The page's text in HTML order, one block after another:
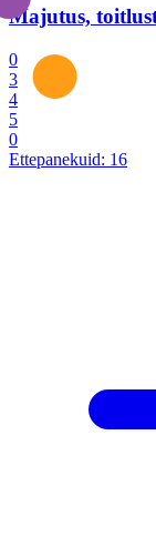
Majutus,
0
3
4
5
0
Ettepanekuid: 16